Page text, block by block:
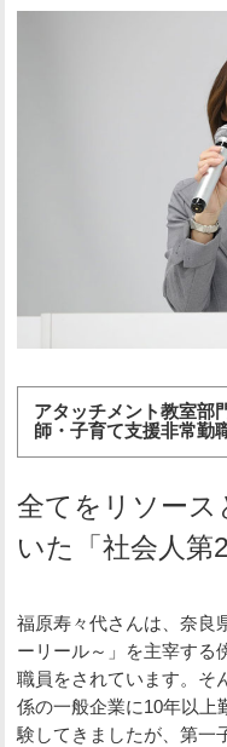
アタッチメント教室
師・子育て支援非常勤
全てをリソース
いた「社会人第
福原寿々代さんは、奈良
ーリール～」を主宰する
職員をされています。そ
係の一般企業に10年以上
験してきましたが、第一